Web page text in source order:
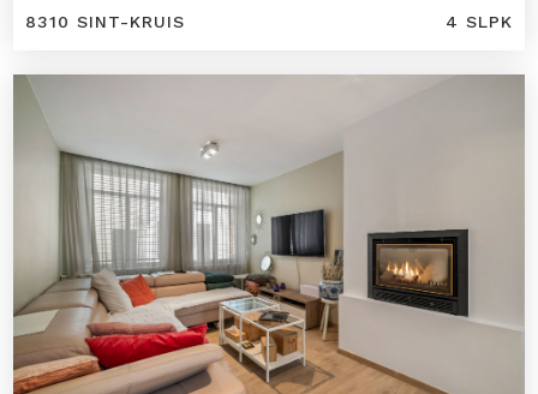
8310 SINT-KRUIS 4 SLPK